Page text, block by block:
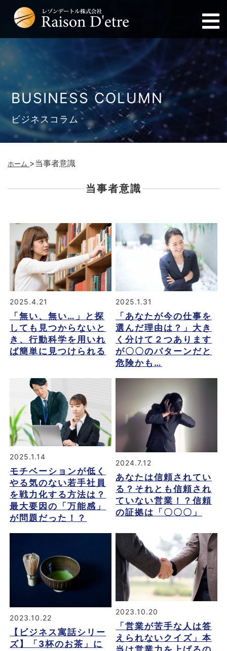
BUSINESS COLUMN
ビジネスコラム
ホーム >当事者意識
当事者意識
2025.4.21
「無い、無い…」と探
しても見つからないと
き、行動科学を用いれ
ば簡単に見つけられる
2025.1.31
「あなたが今の仕事を
選んだ理由は？」大き
く分けて２つあります
が〇〇のパターンだと
危険かも…
2025.1.14
モチベーションが低く
やる気のない若手社員
を戦力化する方法は？
最大要因の「万能感」
が問題だった！？
2024.7.12
あなたは信頼されてい
る？それとも信頼され
ていない営業！？信頼
の証拠は「〇〇〇」
2023.10.22
【ビジネス寓話シリー
ズ】「3杯のお茶」に
2023.10.20
「営業が苦手な人は答
えられないクイズ」本